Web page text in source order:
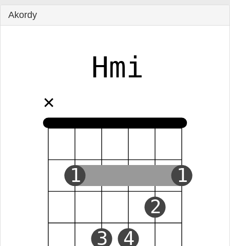
Akordy
Hmi
✕
1
3 4
2
1